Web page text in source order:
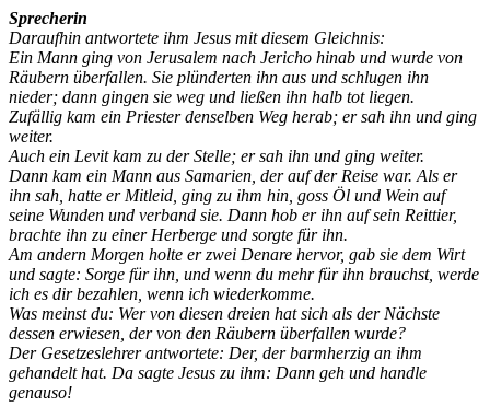
Sprecherin
Daraufhin antwortete ihm Jesus mit diesem Gleichnis:
Ein Mann ging von Jerusalem nach Jericho hinab und wurde von
Räubern überfallen. Sie plünderten ihn aus und schlugen ihn
nieder; dann gingen sie weg und ließen ihn halb tot liegen.
Zufällig kam ein Priester denselben Weg herab; er sah ihn und ging
weiter.
Auch ein Levit kam zu der Stelle; er sah ihn und ging weiter.
Dann kam ein Mann aus Samarien, der auf der Reise war. Als er
ihn sah, hatte er Mitleid, ging zu ihm hin, goss Öl und Wein auf
seine Wunden und verband sie. Dann hob er ihn auf sein Reittier,
brachte ihn zu einer Herberge und sorgte für ihn.
Am andern Morgen holte er zwei Denare hervor, gab sie dem Wirt
und sagte: Sorge für ihn, und wenn du mehr für ihn brauchst, werde
ich es dir bezahlen, wenn ich wiederkomme.
Was meinst du: Wer von diesen dreien hat sich als der Nächste
dessen erwiesen, der von den Räubern überfallen wurde?
Der Gesetzeslehrer antwortete: Der, der barmherzig an ihm
gehandelt hat. Da sagte Jesus zu ihm: Dann geh und handle
genauso!